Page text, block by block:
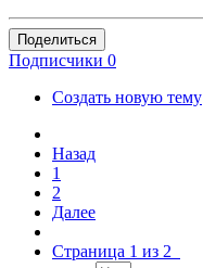
Поделиться
Подписчики 0
Создать новую тему
Назад
1
2
Далее
Страница 1 из 2